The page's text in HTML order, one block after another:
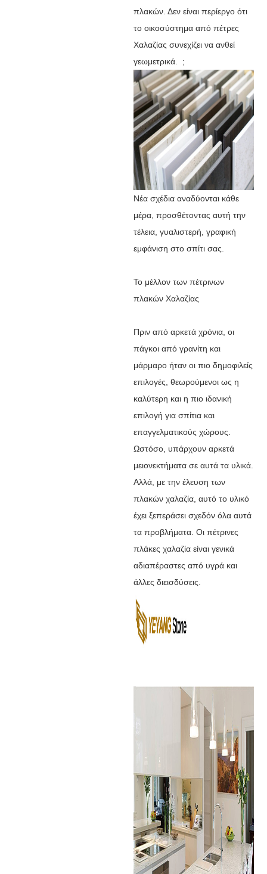
πλακών. Δεν είναι περίεργο ότι
το οικοσύστημα από πέτρες
Χαλαζίας συνεχίζει να ανθεί
γεωμετρικά. ;
Νέα σχέδια αναδύονται κάθε
μέρα, προσθέτοντας αυτή την
τέλεια, γυαλιστερή, γραφική
εμφάνιση στο σπίτι σας.
Το μέλλον των πέτρινων
πλακών Χαλαζίας
Πριν από αρκετά χρόνια, οι
πάγκοι από γρανίτη και
μάρμαρο ήταν οι πιο δημοφιλείς
επιλογές, θεωρούμενοι ως η
καλύτερη και η πιο ιδανική
επιλογή για σπίτια και
επαγγελματικούς χώρους.
Ωστόσο, υπάρχουν αρκετά
μειονεκτήματα σε αυτά τα υλικά.
Αλλά, με την έλευση των
πλακών χαλαζία, αυτό το υλικό
έχει ξεπεράσει σχεδόν όλα αυτά
τα προβλήματα. Οι πέτρινες
πλάκες χαλαζία είναι γενικά
αδιαπέραστες από υγρά και
άλλες διεισδύσεις.